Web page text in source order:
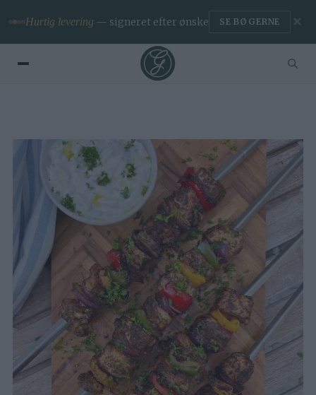
Hurtig levering — signeret efter ønske SE BØGERNE ✕